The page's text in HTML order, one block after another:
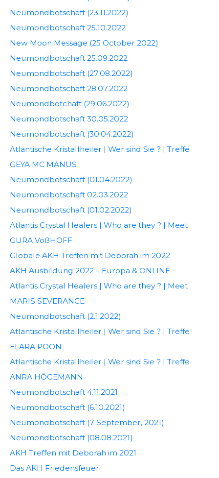
Neumondbotschaft (23.11.2022)
Neumondbotschaft 25.10.2022
New Moon Message (25 October 2022)
Neumondbotschaft 25.09.2022
Neumondbotschaft (27.08.2022)
Neumondbotschaft 28.07.2022
Neumondbotchaft (29.06.2022)
Neumondbotschaft 30.05.2022
Neumondbotschaft (30.04.2022)
Atlantische Kristallheiler | Wer sind Sie ? | Treffe
GEYA MC MANUS
Neumondbotschaft (01.04.2022)
Neumondbotschaft 02.03.2022
Neumondbotschaft (01.02.2022)
Atlantis Crystal Healers | Who are they ? | Meet
GURA VoßHOFF
Globale AKH Treffen mit Deborah im 2022
AKH Ausbildung 2022 – Europa & ONLINE
Atlantis Crystal Healers | Who are they ? | Meet
MARIS SEVERANCE
Neumondbotschaft (2.1.2022)
Atlantische Kristallheiler | Wer sind Sie ? | Treffe
ELARA POON
Atlantische Kristallheiler | Wer sind Sie ? | Treffe
ANRA HÖGEMANN
Neumondbotschaft 4.11.2021
Neumondbotschaft (6.10.2021)
Neumondbotschaft (7 September, 2021)
Neumondbotschaft (08.08.2021)
AKH Treffen mit Deborah im 2021
Das AKH Friedensfeuer